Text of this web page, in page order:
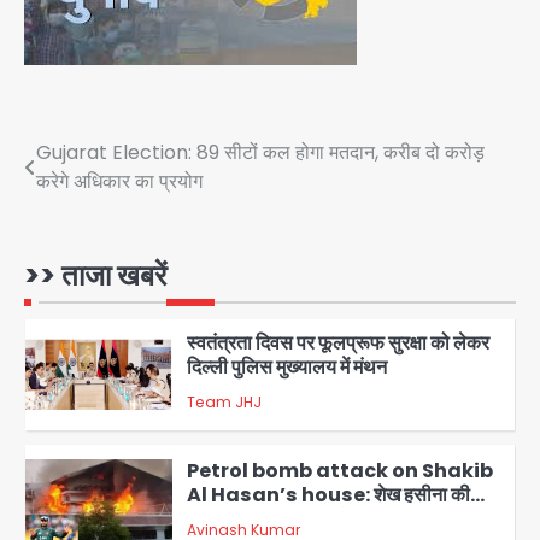
Post
navigation
Gujarat Election: 89 सीटों कल होगा मतदान, करीब दो करोड़
करेगे अधिकार का प्रयोग
>> ताजा खबरें
4
साल से कैंसर से जूझ रहे थे
Avinash Kumar
5
Team JHJ
1
2
स्वतंत्रता दिवस पर फूलप्रूफ सुरक्षा को लेकर
दिल्ली पुलिस मुख्यालय में मंथन
Team JHJ
Petrol bomb attack on Shakib
Al Hasan’s house: शेख हसीना की
वर्चुअल प्रेस कॉन्फ्रेंस में जुड़ने पर भड़का
Avinash Kumar